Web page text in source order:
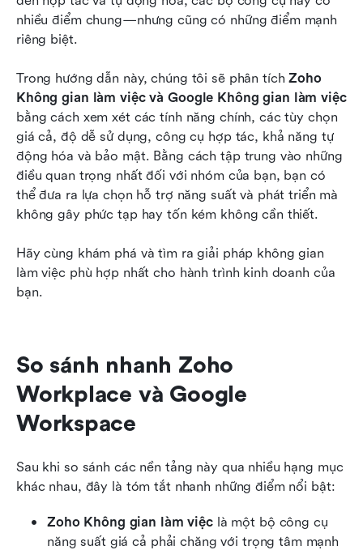
nhiều điểm chung—nhưng cũng có những điểm mạnh
riêng biệt.
Trong hướng dẫn này, chúng tôi sẽ phân tích Zoho
Không gian làm việc và Google Không gian làm việc
bằng cách xem xét các tính năng chính, các tùy chọn
giá cả, độ dễ sử dụng, công cụ hợp tác, khả năng tự
động hóa và bảo mật. Bằng cách tập trung vào những
điều quan trọng nhất đối với nhóm của bạn, bạn có
thể đưa ra lựa chọn hỗ trợ năng suất và phát triển mà
không gây phức tạp hay tốn kém không cần thiết.
Hãy cùng khám phá và tìm ra giải pháp không gian
làm việc phù hợp nhất cho hành trình kinh doanh của
bạn.
So sánh nhanh Zoho
Workplace và Google
Workspace
Sau khi so sánh các nền tảng này qua nhiều hạng mục
khác nhau, đây là tóm tắt nhanh những điểm nổi bật:
Zoho Không gian làm việc là một bộ công cụ
năng suất giá cả phải chăng với trọng tâm mạnh
Đọc thêm